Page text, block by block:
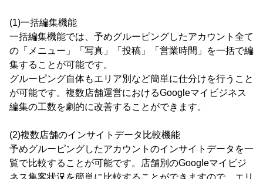
(1)一括編集機能
一括編集機能では、予めグルーピングしたアカウント全て
の「メニュー」「写真」「投稿」「営業時間」を一括で編
集することが可能です。
グルーピング自体もエリア別など簡単に仕分けを行うこと
が可能です。複数店舗運営におけるGoogleマイビジネス
編集の工数を劇的に改善することができます。
(2)複数店舗のインサイトデータ比較機能
予めグルーピングしたアカウントのインサイトデータを一
覧で比較することが可能です。店舗別のGoogleマイビジ
ネス集客状況を簡単に比較することができますので、エリ